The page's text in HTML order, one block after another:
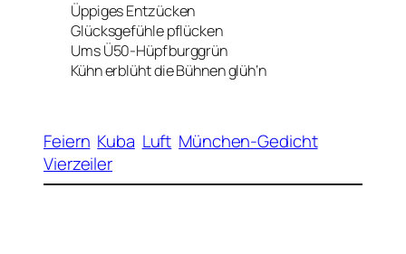
Üppiges Entzücken
Glücksgefühle pflücken
Ums Ü50-Hüpfburggrün
Kühn erblüht die Bühnen glüh‘n
Feiern Kuba Luft München-Gedicht
Vierzeiler